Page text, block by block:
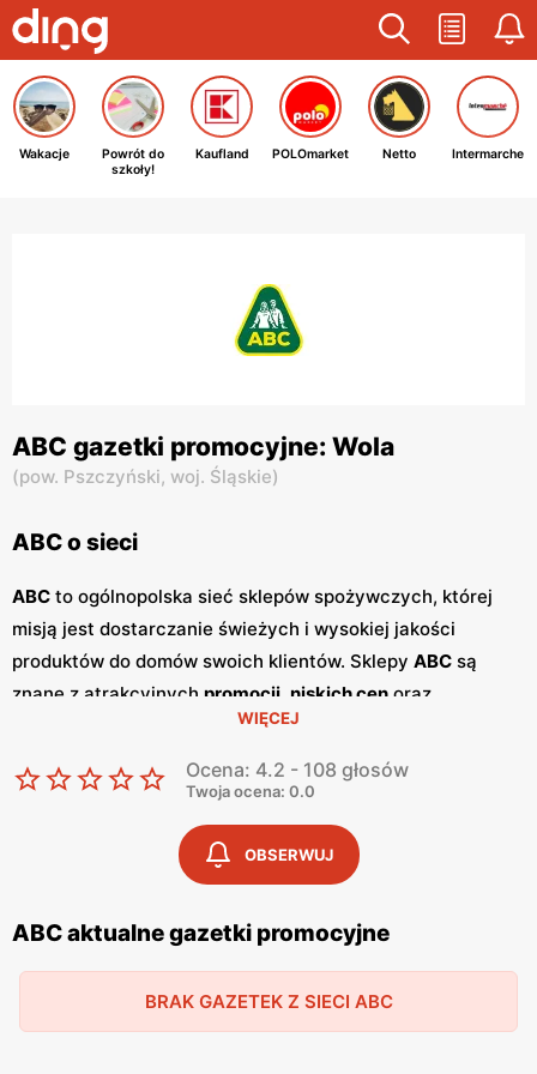
Wakacje
Powrót do
szkoły!
Kaufland POLOmarket Netto Intermarche
ABC gazetki promocyjne: Wola
(pow. Pszczyński, woj. Śląskie)
ABC o sieci
ABC to ogólnopolska sieć sklepów spożywczych, której
misją jest dostarczanie świeżych i wysokiej jakości
produktów do domów swoich klientów. Sklepy ABC są
znane z atrakcyjnych promocji niskich cen oraz
szerokiego asortymentu, który zaspokaja potrzeby całej
rodziny. Dzięki przyjaznej obsłudze i lokalnym sklepom,
ABC stało się ulubionym miejscem zakupów dla wielu
regularnie publikuje
, w których prezentowane są najlepsze oferty
oraz nowości produktowe.Gazetkite ukazują się kilka razy
w miesiącu, umożliwiając klientom śledzenie najnowszych
okazji i planowanie zakupów z wyprzedzeniem. Dostępne
wersji online na stronie internetowej sieci. Jednym z
WIĘCEJ
Ocena: 4.2 - 108 głosów
Twoja ocena: 0.0
OBSERWUJ
ABC aktualne gazetki promocyjne
BRAK GAZETEK Z SIECI ABC